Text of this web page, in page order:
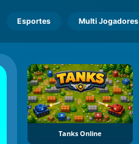
Esportes Multi Jogadores
Tanks Online